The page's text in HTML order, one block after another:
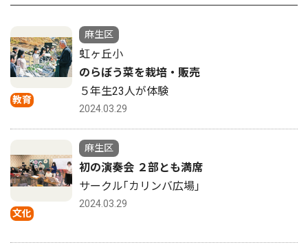
教育
麻生区
虹ヶ丘小
のらぼう菜を栽培・販売
５年生23人が体験
2024.03.29
文化
麻生区
初の演奏会 ２部とも満席
サークル｢カリンバ広場｣
2024.03.29